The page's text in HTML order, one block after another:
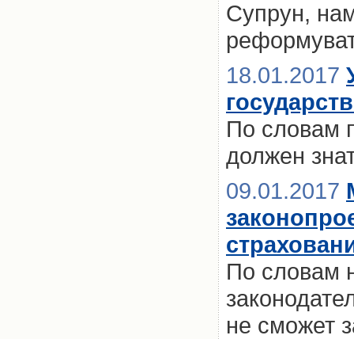
Супрун,
18.01.2017
По словам
должен
09.01.2017
По словам
не сможет